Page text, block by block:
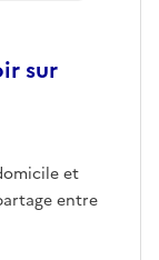
sur
et
entre